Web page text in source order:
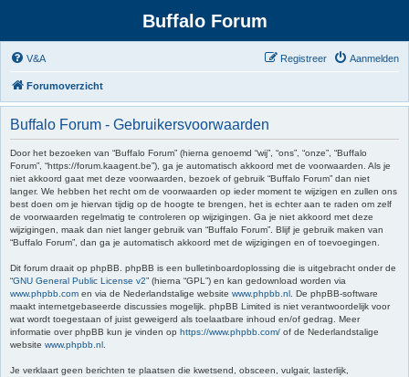
Buffalo Forum
V&A Aanmelden
Registreer
Forumoverzicht
Buffalo Forum - Gebruikersvoorwaarden
Door het bezoeken van “Buffalo Forum” (hierna genoemd “wij”, “ons”, “onze”, “Buffalo
Forum”, “https://forum.kaagent.be”), ga je automatisch akkoord met de voorwaarden. Als je
niet akkoord gaat met deze voorwaarden, bezoek of gebruik “Buffalo Forum” dan niet
langer. We hebben het recht om de voorwaarden op ieder moment te wijzigen en zullen ons
best doen om je hiervan tijdig op de hoogte te brengen, het is echter aan te raden om zelf
de voorwaarden regelmatig te controleren op wijzigingen. Ga je niet akkoord met deze
wijzigingen, maak dan niet langer gebruik van “Buffalo Forum”. Blijf je gebruik maken van
“Buffalo Forum”, dan ga je automatisch akkoord met de wijzigingen en of toevoegingen.
Dit forum draait op phpBB. phpBB is een bulletinboardoplossing die is uitgebracht onder de
“GNU General Public License v2” (hierna “GPL”) en kan gedownload worden via
www.phpbb.com en via de Nederlandstalige website www.phpbb.nl . De phpBB-software
maakt internetgebaseerde discussies mogelijk. phpBB Limited is niet verantwoordelijk voor
wat wordt toegestaan of juist geweigerd als toelaatbare inhoud en/of gedrag. Meer
informatie over phpBB kun je vinden op https://www.phpbb.com/ of de Nederlandstalige
website www.phpbb.nl
Je verklaart geen berichten te plaatsen die kwetsend, obsceen, vulgair, lasterlijk,